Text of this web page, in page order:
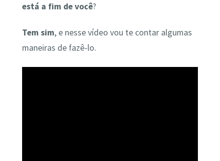
está a fim de você?
Tem sim, e nesse vídeo vou te contar algumas
maneiras de fazê-lo.